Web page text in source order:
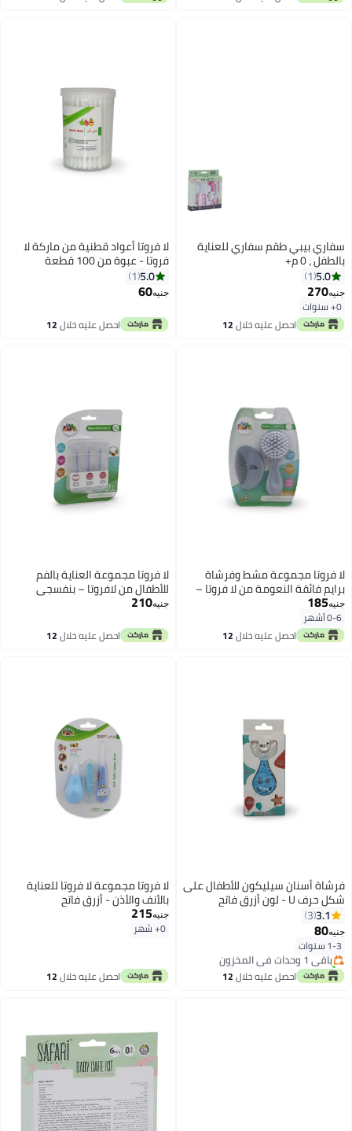
سفاري بيبي طقم سفاري للعناية
بالطفل ، 0 م+
5.0
1
جنيه270
0+ سنوات
احصل عليه خلال12
لا فروتا أعواد قطنية من ماركة لا
فروتا - عبوة من 100 قطعة
5.0
1
جنيه60
احصل عليه خلال12
لا فروتا مجموعة مشط وفرشاة
برايم فائقة النعومة من لا فروتا –
رمادي
جنيه185
0-6 أشهر
احصل عليه خلال12
لا فروتا مجموعة العناية بالفم
للأطفال من لافروتا – بنفسجي
جنيه210
احصل عليه خلال12
فرشاة أسنان سيليكون للأطفال على
شكل حرف U - لون أزرق فاتح
3.1
3
جنيه80
1-3 سنواتباقي 1 وحدات في المخزون
تم بيع +10 مؤخرًا
باقي 1 وحدات في المخزون احصل عليه خلال12
لا فروتا مجموعة لا فروتا للعناية
بالأنف والأذن - أزرق فاتح
جنيه215
0+ شهر
احصل عليه خلال12